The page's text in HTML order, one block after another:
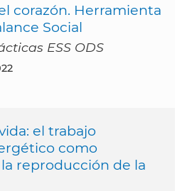
corazón. Herramienta
Social
ESS ODS
el trabajo
como
reproducción de la